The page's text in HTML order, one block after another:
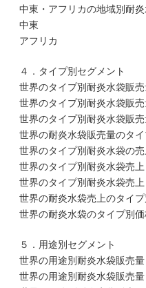
中東・アフリカの地域別耐
中東
アフリカ
４．タイプ別セグメント
世界のタイプ別耐炎水袋販売
世界のタイプ別耐炎水袋販売
世界のタイプ別耐炎水袋販売
世界の耐炎水袋販売量のタ
世界のタイプ別耐炎水袋の売
世界のタイプ別耐炎水袋売上
世界のタイプ別耐炎水袋売上
世界の耐炎水袋売上のタイ
世界の耐炎水袋のタイプ別価
５．用途別セグメント
世界の用途別耐炎水袋販売量
世界の用途別耐炎水袋販売量